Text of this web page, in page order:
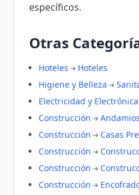
específicos.
Otras
Hoteles
Hoteles
Higiene y Belleza
Electricidad y Electrónica
Construcción
Andamios
Construcción
Casas
Construcción
Construcción
Construcción